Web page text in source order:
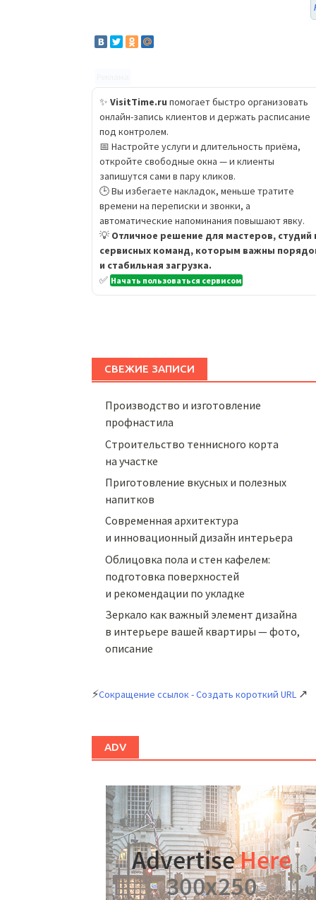
✨ VisitTime.ru помогает быстро организовать
онлайн-запись клиентов и держать расписание
под контролем.
📅 Настройте услуги и длительность приёма,
откройте свободные окна — и клиенты
запишутся сами в пару кликов.
🕒 Вы избегаете накладок, меньше тратите
времени на переписки и звонки, а
автоматические напоминания повышают явку.
💡 Отличное решение для мастеров, студий
сервисных команд, которым важны
и стабильная загрузка.
✅ Начать пользоваться сервисом
СВЕЖИЕ ЗАПИСИ
Производство и изготовление
профнастила
Строительство теннисного корта
на участке
Приготовление вкусных и полезных
напитков
Cовременная архитектура
и инновационный дизайн интерьера
Облицовка пола и стен кафелем:
подготовка поверхностей
и рекомендации по укладке
Зеркало как важный элемент дизайна
в интерьере вашей квартиры — фото,
описание
⚡Сокращение ссылок - Создать короткий URL ↗
ADV